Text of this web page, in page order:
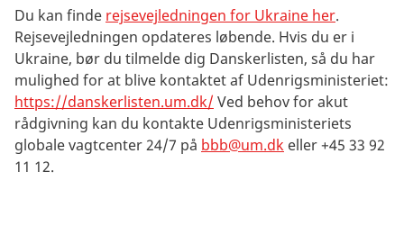
Du kan finde rejsevejledningen for Ukraine her.
Rejsevejledningen opdateres løbende. Hvis du er i
Ukraine, bør du tilmelde dig Danskerlisten, så du har
mulighed for at blive kontaktet af Udenrigsministeriet:
https://danskerlisten.um.dk/ Ved behov for akut
rådgivning kan du kontakte Udenrigsministeriets
globale vagtcenter 24/7 på bbb@um.dk eller +45 33 92
11 12.